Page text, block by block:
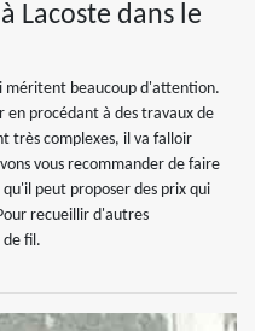
Lacoste dans le
méritent beaucoup d'attention.
procédant à des travaux de
très complexes, il va falloir
vous recommander de faire
peut proposer des prix qui
recueillir d'autres
de fil.